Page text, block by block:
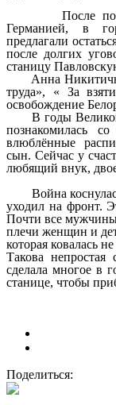
После победы
Германией, в
предлагали
после долгих
станицу
Анна Никитична
труда», « За
освобождение
В годы Великой
познакомилась
влюблённые
сын. Сейчас у
любящий внук,
Война
уходил на фронт.
Почти все мужчины
плечи женщин и
которая ковалась
Такова
сделала многое в
станице, чтобы
Поделиться: